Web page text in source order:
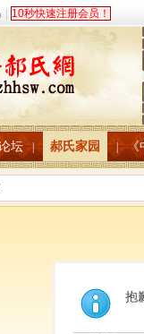
10秒快速注册会员！
坛 | 郝氏家园
抱